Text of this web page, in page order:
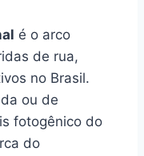
é o arco
de rua,
no Brasil.
ou de
fotogênico do
do